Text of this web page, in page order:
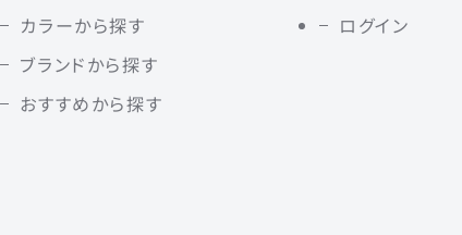
カラーから探す
ブランドから探す
おすすめから探す
ログイン